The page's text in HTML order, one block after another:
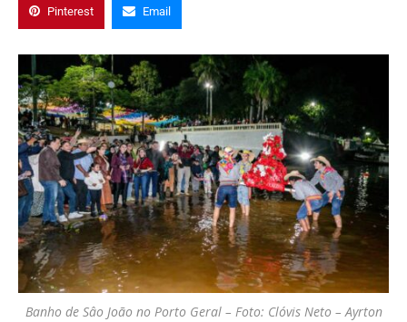
Pinterest Email
Banho de Sâo João no Porto Geral – Foto: Clóvis Neto – Ayrton